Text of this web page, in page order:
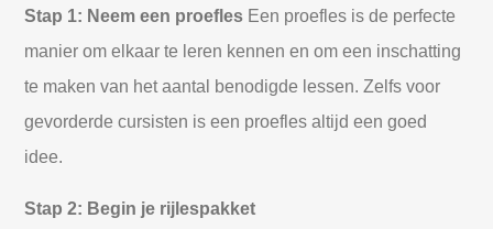
Stap 1: Neem een proeflesEen proefles is de perfecte
manier om elkaar te leren kennen en om een inschatting
te maken van het aantal benodigde lessen. Zelfs voor
gevorderde cursisten is een proefles altijd een goed
idee.
Stap 2: Begin je rijlespakket